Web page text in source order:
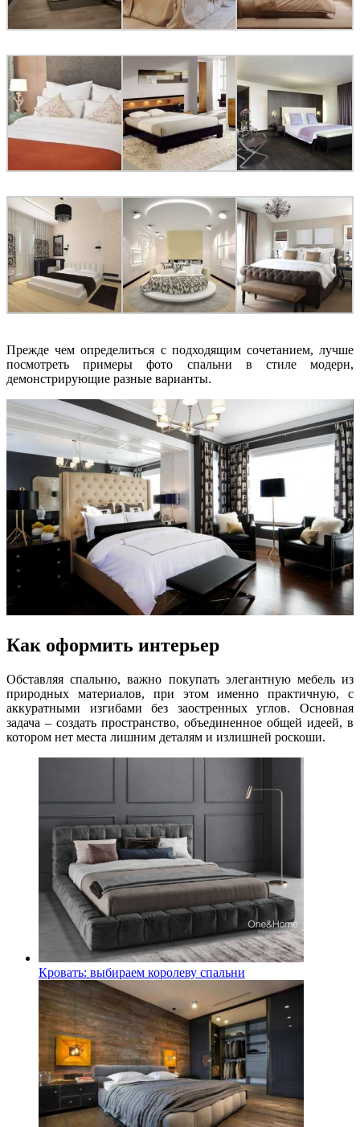
Прежде чем определиться с подходящим сочетанием, лучше
посмотреть примеры фото спальни в стиле модерн,
демонстрирующие разные варианты.
Как оформить интерьер
Обставляя спальню, важно покупать элегантную мебель из
природных материалов, при этом именно практичную, с
аккуратными изгибами без заостренных углов. Основная
задача – создать пространство, объединенное общей идеей, в
котором нет места лишним деталям и излишней роскоши.
Кровать: выбираем королеву спальни